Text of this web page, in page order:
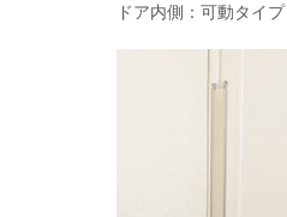
ドア内側：可動タイプ